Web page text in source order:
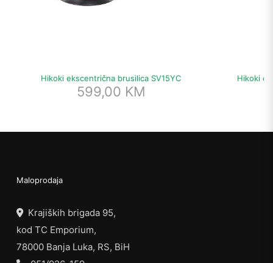
Hikoki ekscentrična brusilica SV15YC
599,00 KM
Hikoki
Maloprodaja
Krajiških brigada 95,
kod TC Emporium,
78000 Banja Luka, RS, BiH